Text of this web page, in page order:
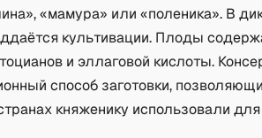
«мамура» или «поленика». В
культивации. Плоды
и эллаговой кислоты.
способ заготовки,
княженику использовали